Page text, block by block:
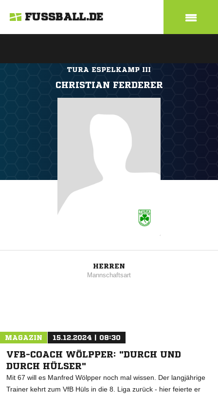
FUSSBALL.DE
TURA ESPELKAMP III
CHRISTIAN FERDERER
HERREN
Mannschaftsart
MAGAZIN 15.12.2024 | 08:30
VFB-COACH WÖLPPER: "DURCH UND
DURCH HÜLSER"
Mit 67 will es Manfred Wölpper noch mal wissen. Der langjährige
Trainer kehrt zum VfB Hüls in die 8. Liga zurück - hier feierte er